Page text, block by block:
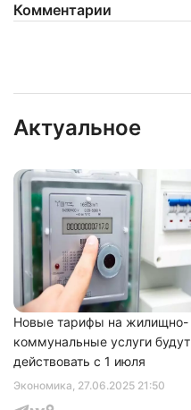
Комментарии
Актуальное
Экономика, 27.06.2025 21:50
Новые тарифы на жилищно-
коммунальные услуги будут
действовать с 1 июля